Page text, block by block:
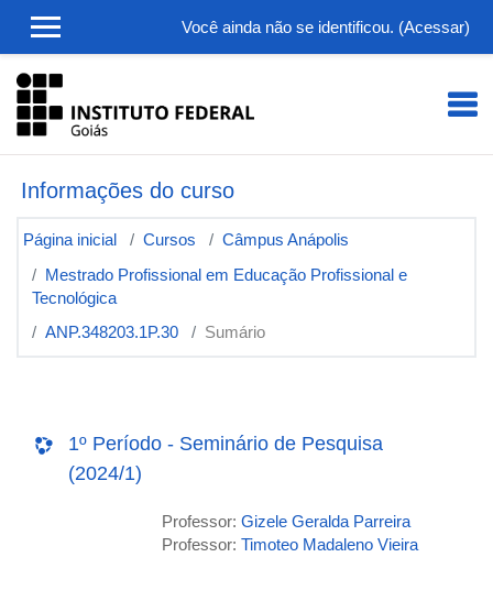
Você ainda não se identificou. (Acessar)
Informações do curso
Página inicial Cursos
Câmpus Anápolis
Mestrado Profissional em Educação Profissional e
Tecnológica
ANP.348203.1P.30
Sumário
1º Período - Seminário de Pesquisa
(2024/1)
Professor: Gizele Geralda Parreira
Professor: Timoteo Madaleno Vieira